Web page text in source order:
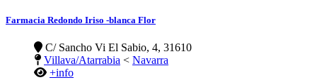
Farmacia Redondo Iriso -blanca Flor
C/ Sancho Vi El Sabio, 4, 31610
Villava/Atarrabia < Navarra
+info